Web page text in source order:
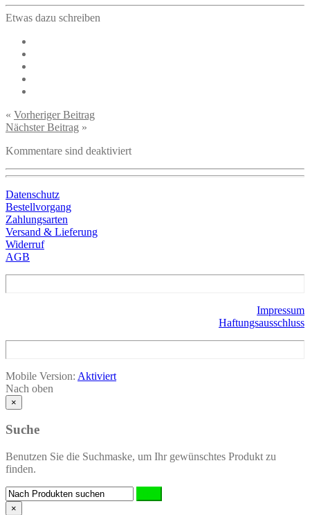
Etwas dazu schreiben
« Vorheriger Beitrag
Nächster Beitrag »
Kommentare sind deaktiviert
Datenschutz
Bestellvorgang
Zahlungsarten
Versand & Lieferung
Widerruf
AGB
Impressum
Haftungsausschluss
Mobile Version: Aktiviert
Nach oben
×
Suche
Benutzen Sie die Suchmaske, um Ihr gewünschtes Produkt zu
finden.
×